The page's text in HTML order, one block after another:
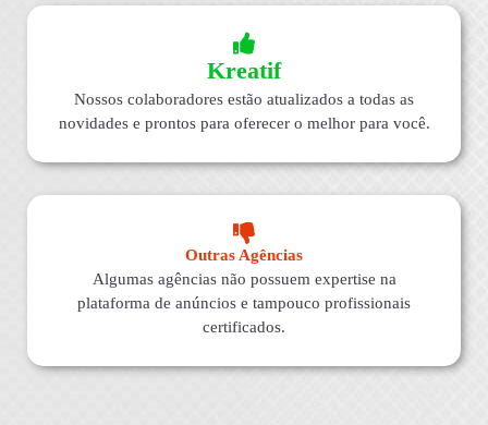
Kreatif
Nossos colaboradores estão atualizados a todas as
novidades e prontos para oferecer o melhor para você.
Outras Agências
Algumas agências não possuem expertise na
plataforma de anúncios e tampouco profissionais
certificados.